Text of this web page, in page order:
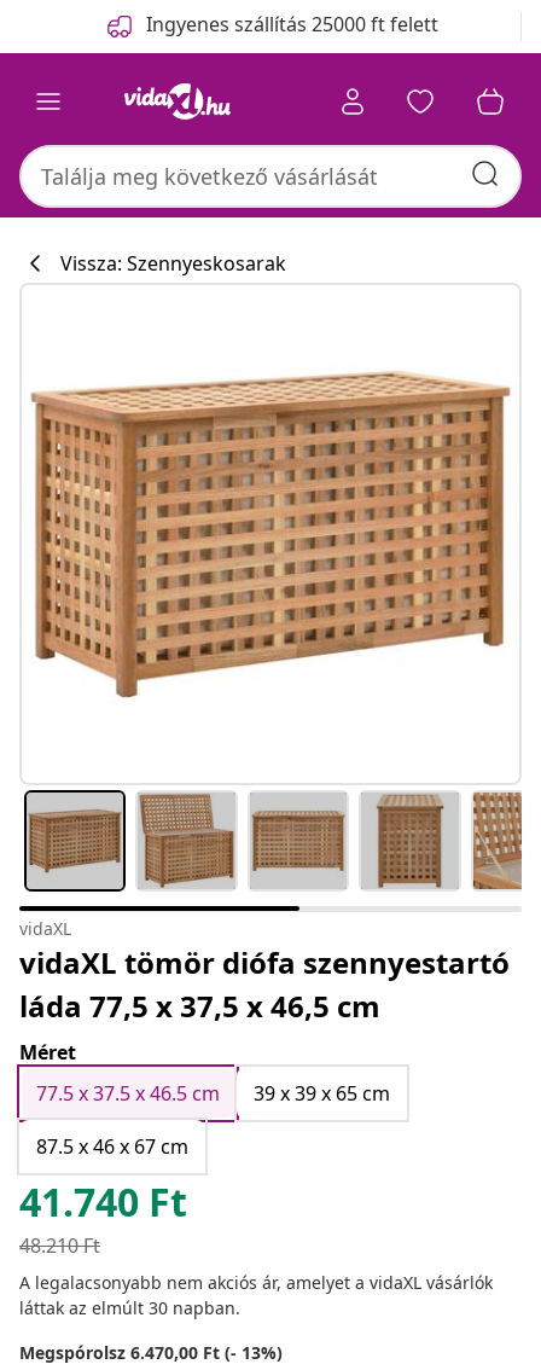
Ingyenes szállítás 25000 ft felett
Vissza: Szennyeskosarak
vidaXL
vidaXL tömör diófa szennyestartó
láda 77,5 x 37,5 x 46,5 cm
Méret
77.5 x 37.5 x 46.5 cm
39 x 39 x 65 cm
87.5 x 46 x 67 cm
41.740 Ft
48.210Ft
A legalacsonyabb nem akciós ár, amelyet a vidaXL vásárlók
láttak az elmúlt 30 napban.
Megspórolsz 6.470,00 Ft (- 13%)